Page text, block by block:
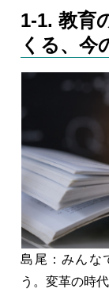
1-1. 教育
くる、今
島尾：みんな
う。変革の時